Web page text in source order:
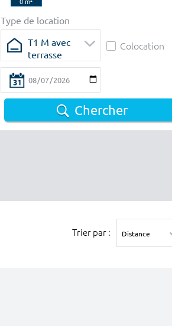
Type de location
T1 M avec
terrasse
Colocation
Chercher
Trier par :